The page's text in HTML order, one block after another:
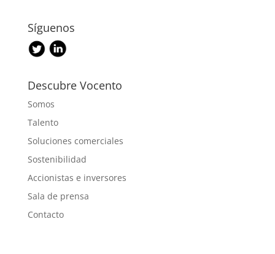
Síguenos
Descubre Vocento
Somos
Talento
Soluciones comerciales
Sostenibilidad
Accionistas e inversores
Sala de prensa
Contacto